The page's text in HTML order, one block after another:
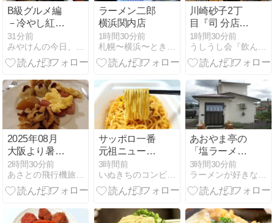
B級グルメ編
－冷やし紅生
姜天そば＠名
代富士そば/市
ヶ谷
31分前
ラーメン二郎
横浜関内店
1時間30分前
川崎砂子2丁
目『司 分店鷹
川崎店』新規
1時間30分前
2025年08月
大阪より暑く
ない台湾
07/13
2時間30分前
サッポロ一番
元祖ニュータ
ンタンメン本
舗監修 まぜタ
ン【セブンイ
かり美味しい
3時間前
いぬきちのコンビニ飯
あおやま亭の
「塩ラーメン
チャーシュー
５枚」（北見
市）
3時間30分前